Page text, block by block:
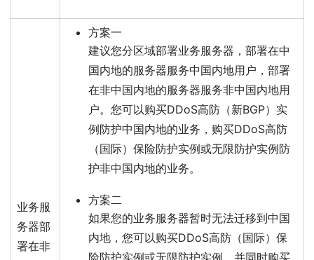
业务服
务器部
署在非
方案一
建议您分区域部署业务服务器，部署在中
国内地的服务器服务中国内地用户，部署
在非中国内地的服务器服务非中国内地用
户。您可以购买DDoS高防（新BGP）实
例防护中国内地的业务，购买DDoS高防
（国际）保险防护实例或无限防护实例防
护非中国内地的业务。
方案二
如果您的业务服务器暂时无法迁移到中国
内地，您可以购买DDoS高防（国际）保
险防护实例或无限防护实例，并同时购买